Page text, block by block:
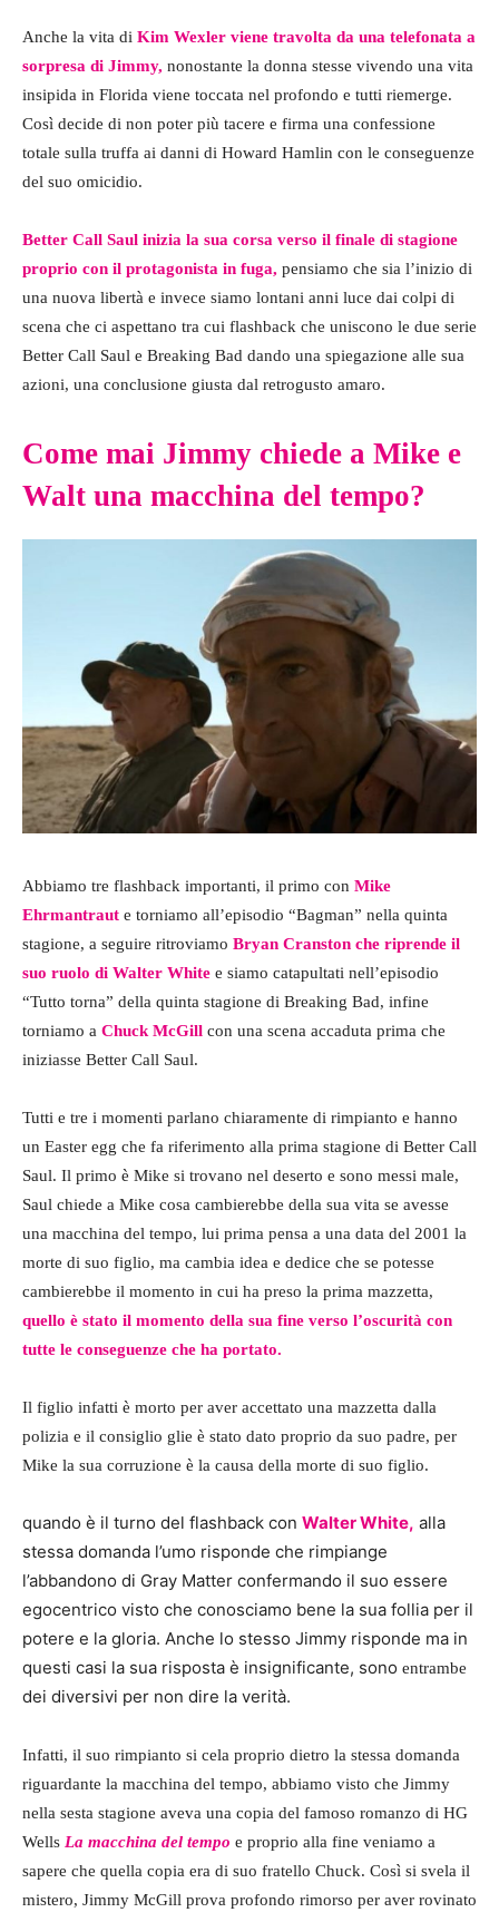
Anche la vita di Kim Wexler viene travolta da una telefonata a
sorpresa di Jimmy, nonostante la donna stesse vivendo una vita
insipida in Florida viene toccata nel profondo e tutti riemerge.
Così decide di non poter più tacere e firma una confessione
totale sulla truffa ai danni di Howard Hamlin con le conseguenze
del suo omicidio.
Better Call Saul inizia la sua corsa verso il finale di stagione
proprio con il protagonista in fuga, pensiamo che sia l’inizio di
una nuova libertà e invece siamo lontani anni luce dai colpi di
scena che ci aspettano tra cui flashback che uniscono le due serie
Better Call Saul e Breaking Bad dando una spiegazione alle sua
azioni, una conclusione giusta dal retrogusto amaro.
Come mai Jimmy chiede a Mike e
Walt una macchina del tempo?
Abbiamo tre flashback importanti, il primo con Mike
Ehrmantraut e torniamo all’episodio “Bagman” nella quinta
stagione, a seguire ritroviamo Bryan Cranston che riprende il
suo ruolo di Walter White e siamo catapultati nell’episodio
“Tutto torna” della quinta stagione di Breaking Bad, infine
torniamo a Chuck McGill con una scena accaduta prima che
iniziasse Better Call Saul.
Tutti e tre i momenti parlano chiaramente di rimpianto e hanno
un Easter egg che fa riferimento alla prima stagione di Better Call
Saul. Il primo è Mike si trovano nel deserto e sono messi male,
Saul chiede a Mike cosa cambierebbe della sua vita se avesse
una macchina del tempo, lui prima pensa a una data del 2001 la
morte di suo figlio, ma cambia idea e dedice che se potesse
cambierebbe il momento in cui ha preso la prima mazzetta,
quello è stato il momento della sua fine verso l’oscurità con
tutte le conseguenze che ha portato.
Il figlio infatti è morto per aver accettato una mazzetta dalla
polizia e il consiglio glie è stato dato proprio da suo padre, per
Mike la sua corruzione è la causa della morte di suo figlio.
quando è il turno del flashback con Walter White, alla
stessa domanda l’umo risponde che rimpiange
l’abbandono di Gray Matter confermando il suo essere
egocentrico visto che conosciamo bene la sua follia per il
potere e la gloria. Anche lo stesso Jimmy risponde ma in
questi casi la sua risposta è insignificante, sono entrambe
dei diversivi per non dire la verità.
Infatti, il suo rimpianto si cela proprio dietro la stessa domanda
riguardante la macchina del tempo, abbiamo visto che Jimmy
nella sesta stagione aveva una copia del famoso romanzo di HG
Wells La macchina del tempo e proprio alla fine veniamo a
sapere che quella copia era di suo fratello Chuck. Così si svela il
mistero, Jimmy McGill prova profondo rimorso per aver rovinato